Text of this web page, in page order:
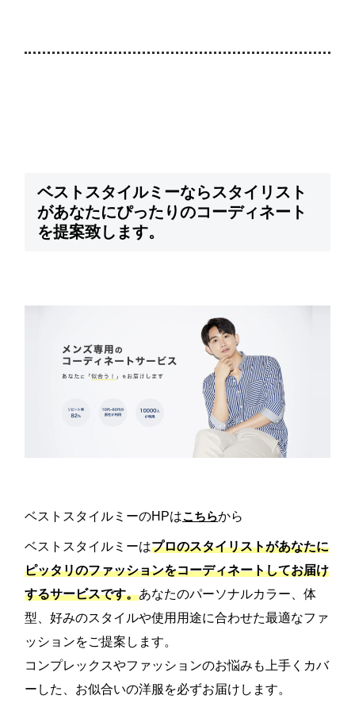
ベストスタイルミーならスタイリスト
があなたにぴったりのコーディネート
を提案致します。
ベストスタイルミーのHPはこちらから
ベストスタイルミーはプロのスタイリストがあなたに
ピッタリのファッションをコーディネートしてお届け
するサービスです。あなたのパーソナルカラー、体
型、好みのスタイルや使用用途に合わせた最適なファ
ッションをご提案します。
コンプレックスやファッションのお悩みも上手くカバ
ーした、お似合いの洋服を必ずお届けします。